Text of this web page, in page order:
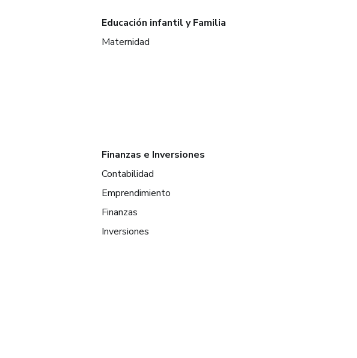
Educación infantil y Familia
Maternidad
Finanzas e Inversiones
Contabilidad
Emprendimiento
Finanzas
Inversiones